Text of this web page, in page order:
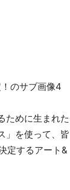
ために生まれた
」を使って、皆
定するアート&